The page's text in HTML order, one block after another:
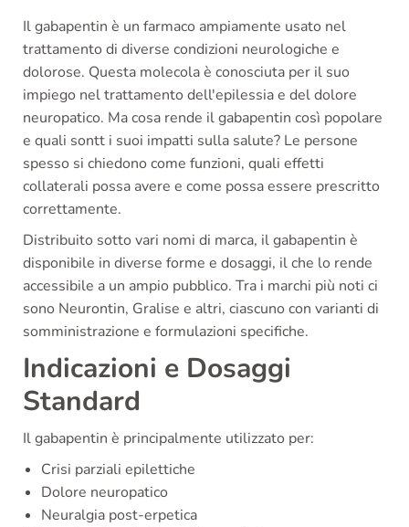
Il gabapentin è un farmaco ampiamente usato nel
trattamento di diverse condizioni neurologiche e
dolorose. Questa molecola è conosciuta per il suo
impiego nel trattamento dell'epilessia e del dolore
neuropatico. Ma cosa rende il gabapentin così popolare
e quali sontt i suoi impatti sulla salute? Le persone
spesso si chiedono come funzioni, quali effetti
collaterali possa avere e come possa essere prescritto
correttamente.
Distribuito sotto vari nomi di marca, il gabapentin è
disponibile in diverse forme e dosaggi, il che lo rende
accessibile a un ampio pubblico. Tra i marchi più noti ci
sono Neurontin, Gralise e altri, ciascuno con varianti di
somministrazione e formulazioni specifiche.
Indicazioni e Dosaggi
Standard
Il gabapentin è principalmente utilizzato per:
Crisi parziali epilettiche
Dolore neuropatico
Neuralgia post-erpetica